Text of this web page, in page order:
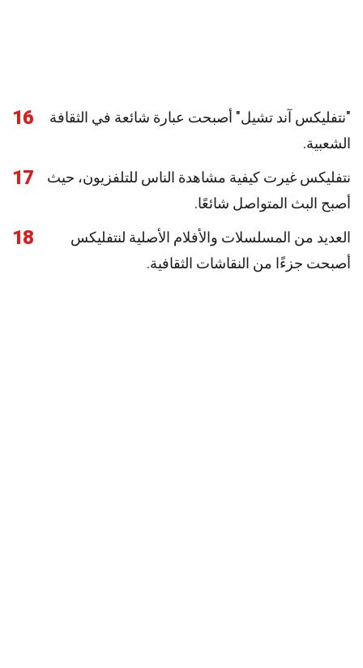
16
"نتفليكس آند تشيل" أصبحت عبارة شائعة في الثقافة
الشعبية.
17
نتفليكس غيرت كيفية مشاهدة الناس للتلفزيون، حيث
أصبح البث المتواصل شائعًا.
18
العديد من المسلسلات والأفلام الأصلية لنتفليكس
أصبحت جزءًا من النقاشات الثقافية.